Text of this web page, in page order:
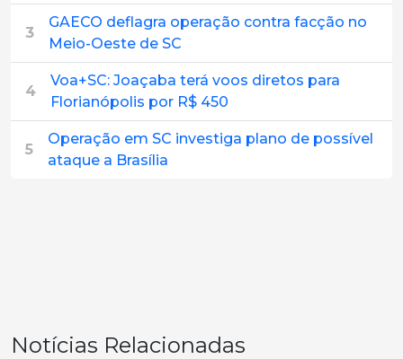
3
GAECO deflagra operação contra facção no
Meio-Oeste de SC
4
Voa+SC: Joaçaba terá voos diretos para
Florianópolis por R$ 450
5
Operação em SC investiga plano de possível
ataque a Brasília
Notícias Relacionadas